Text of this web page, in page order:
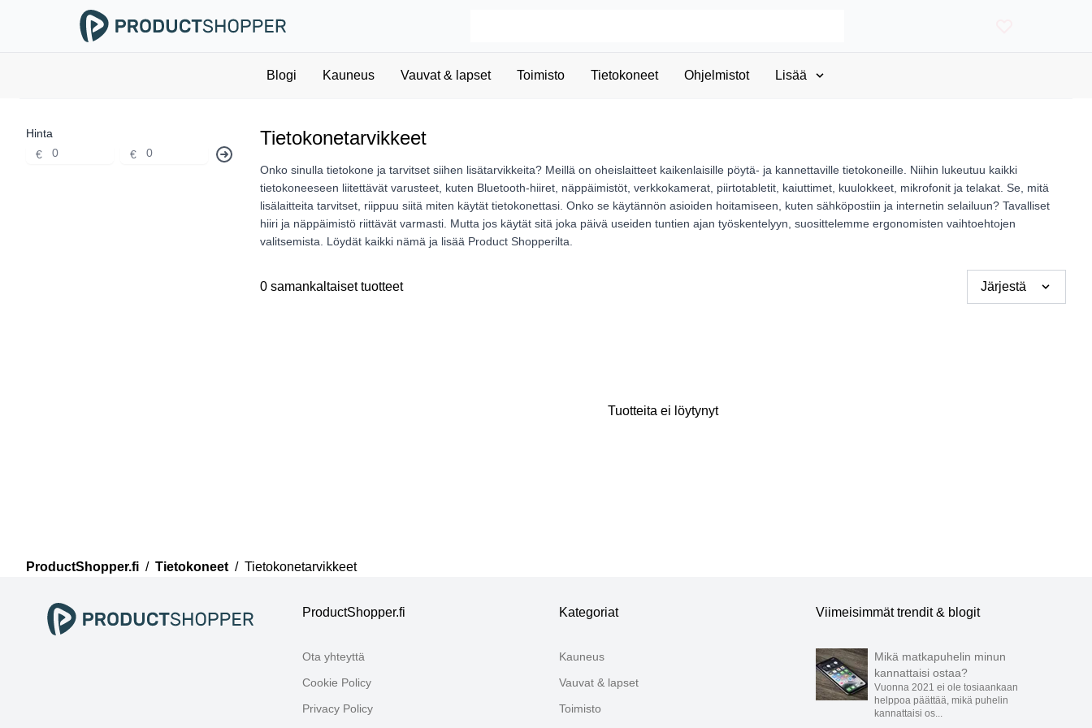
Blogi Kauneus Vauvat & lapset Toimisto Tietokoneet Ohjelmistot Lisää
Hinta
€
€
Tietokonetarvikkeet
Onko sinulla tietokone ja tarvitset siihen lisätarvikkeita? Meillä on oheislaitteet kaikenlaisille pöytä- ja kannettaville tietokoneille. Niihin lukeutuu kaikki
tietokoneeseen liitettävät varusteet, kuten Bluetooth-hiiret, näppäimistöt, verkkokamerat, piirtotabletit, kaiuttimet, kuulokkeet, mikrofonit ja telakat. Se, mitä
lisälaitteita tarvitset, riippuu siitä miten käytät tietokonettasi. Onko se käytännön asioiden hoitamiseen, kuten sähköpostiin ja internetin selailuun? Tavalliset
hiiri ja näppäimistö riittävät varmasti. Mutta jos käytät sitä joka päivä useiden tuntien ajan työskentelyyn, suosittelemme ergonomisten vaihtoehtojen
valitsemista. Löydät kaikki nämä ja lisää Product Shopperilta.
0 samankaltaiset tuotteet Järjestä
Tuotteita ei löytynyt
ProductShopper.fi / Tietokoneet / Tietokonetarvikkeet
ProductShopper.fi
Ota yhteyttä
Cookie Policy
Privacy Policy
Kategoriat
Kauneus
Vauvat & lapset
Toimisto
Viimeisimmät trendit & blogit
Mikä matkapuhelin minun
kannattaisi ostaa?
Vuonna 2021 ei ole tosiaankaan
helppoa päättää, mikä puhelin
kannattaisi os...